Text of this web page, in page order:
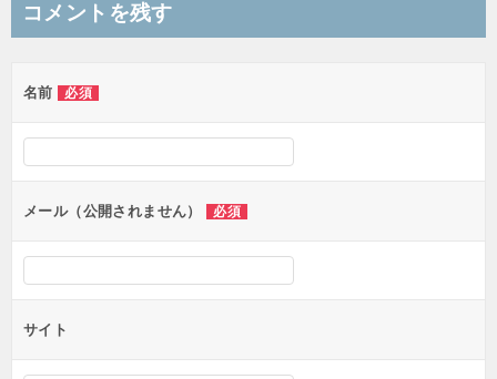
ビ
ー
シ
ン
コメントを残す
名前 必須
メール（公開されません） 必須
サイト